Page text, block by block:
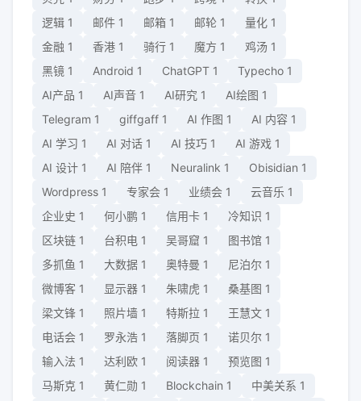
逻辑 1 邮件 1 邮箱 1 邮轮 1 量化 1
金融 1 香港 1 骑行 1 魔方 1 鸡汤 1
黑镜 1 Android 1 ChatGPT 1 Typecho 1
AI产品 1 AI声音 1 AI研究 1 AI绘图 1
Telegram 1 giffgaff 1 AI 作图 1 AI 内容 1
AI 学习 1 AI 对话 1 AI 技巧 1 AI 游戏 1
AI 设计 1 AI 陪伴 1 Neuralink 1 Obisidian 1
Wordpress 1 专家会 1 业绩会 1 云音乐 1
企业史 1 何小鹏 1 信用卡 1 冷知识 1
区块链 1 台积电 1 吴哥窟 1 图书馆 1
多抓鱼 1 大数据 1 奥特曼 1 尼泊尔 1
微博客 1 显示器 1 朱啸虎 1 桑基图 1
梁文锋 1 照片墙 1 特斯拉 1 王慧文 1
电话会 1 罗永浩 1 落脚页 1 诺贝尔 1
输入法 1 达利欧 1 阅读器 1 预览图 1
马斯克 1 黄仁勋 1 Blockchain 1 中美关系 1